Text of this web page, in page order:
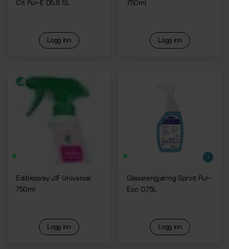
Cit Pur-E D5.8 5L
Logg inn
750ml
Logg inn
Eddikspray JIF Universal
750ml
Logg inn
Glassrengjøring Sprint Pur-
Eco 0,75L
Logg inn